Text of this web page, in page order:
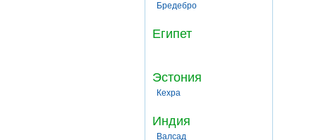
Бредебро
Египет
Эстония
Кехра
Индия
Валсад